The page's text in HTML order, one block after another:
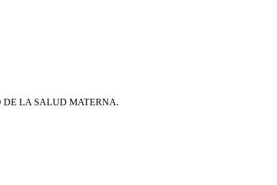
DE LA SALUD MATERNA.